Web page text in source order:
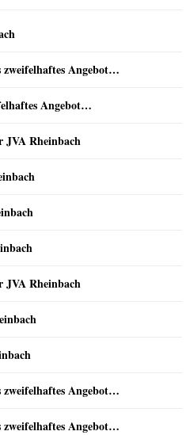
zweifelhaftes Angebot…
Angebot…
JVA Rheinbach
JVA Rheinbach
zweifelhaftes Angebot…
zweifelhaftes Angebot…